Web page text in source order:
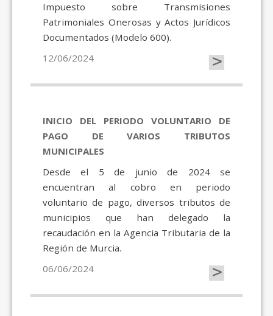
Impuesto sobre Transmisiones
Patrimoniales Onerosas y Actos Jurídicos
Documentados (Modelo 600).
12/06/2024
>
INICIO DEL PERIODO VOLUNTARIO DE
PAGO DE VARIOS TRIBUTOS
MUNICIPALES
Desde el 5 de junio de 2024 se
encuentran al cobro en periodo
voluntario de pago, diversos tributos de
municipios que han delegado la
recaudación en la Agencia Tributaria de la
Región de Murcia.
06/06/2024
>